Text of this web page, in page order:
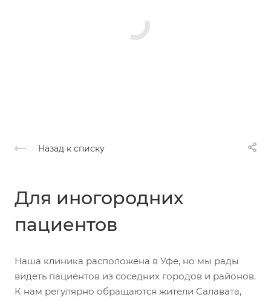
Назад к списку
Для иногородних
пациентов
Наша клиника расположена в Уфе, но мы рады
видеть пациентов из соседних городов и районов.
К нам регулярно обращаются жители Салавата,